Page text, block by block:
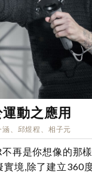
動之應用
涵、邱煜程、相子元
再是你想像的那
境,除了建立360
...